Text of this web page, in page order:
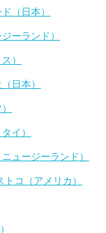
（日本）
ーランド）
）
日本）
イ）
ュージーランド）
コ（アメリカ）